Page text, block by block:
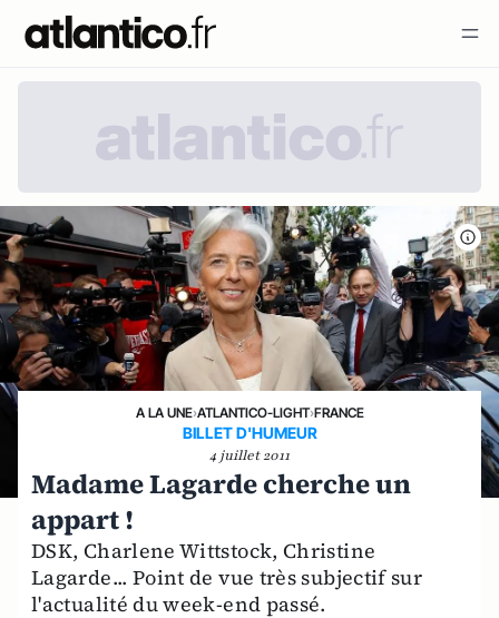
A LA UNE›ATLANTICO-LIGHT›FRANCE
BILLET D'HUMEUR
4 juillet 2011
Madame Lagarde cherche un
appart !
DSK, Charlene Wittstock, Christine
Lagarde... Point de vue très subjectif sur
l'actualité du week-end passé.